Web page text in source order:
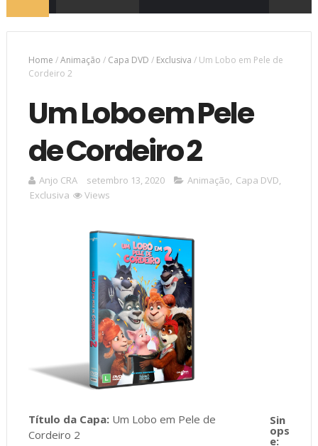
Home /Animação / Capa DVD / Exclusiva / Um Lobo em Pele de
Cordeiro 2
Um Lobo em Pele
de Cordeiro 2
Anjo CRA setembro 13, 2020 Animação, Capa DVD,
Exclusiva
Views
Título da Capa:Um Lobo em Pele de
Cordeiro 2